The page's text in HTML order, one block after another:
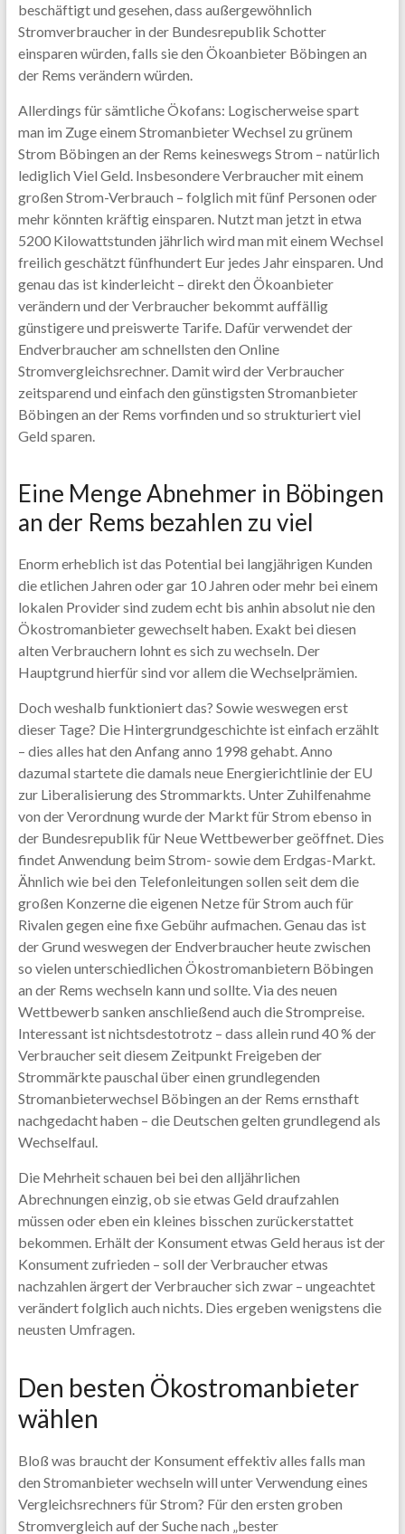
beschäftigt und gesehen, dass außergewöhnlich
Stromverbraucher in der Bundesrepublik Schotter
einsparen würden, falls sie den Ökoanbieter Böbingen an
der Rems verändern würden.
Allerdings für sämtliche Ökofans: Logischerweise spart
man im Zuge einem Stromanbieter Wechsel zu grünem
Strom Böbingen an der Rems keineswegs Strom – natürlich
lediglich Viel Geld. Insbesondere Verbraucher mit einem
großen Strom-Verbrauch – folglich mit fünf Personen oder
mehr könnten kräftig einsparen. Nutzt man jetzt in etwa
5200 Kilowattstunden jährlich wird man mit einem Wechsel
freilich geschätzt fünfhundert Eur jedes Jahr einsparen. Und
genau das ist kinderleicht – direkt den Ökoanbieter
verändern und der Verbraucher bekommt auffällig
günstigere und preiswerte Tarife. Dafür verwendet der
Endverbraucher am schnellsten den Online
Stromvergleichsrechner. Damit wird der Verbraucher
zeitsparend und einfach den günstigsten Stromanbieter
Böbingen an der Rems vorfinden und so strukturiert viel
Geld sparen.
Eine Menge Abnehmer in Böbingen
an der Rems bezahlen zu viel
Enorm erheblich ist das Potential bei langjährigen Kunden
die etlichen Jahren oder gar 10 Jahren oder mehr bei einem
lokalen Provider sind zudem echt bis anhin absolut nie den
Ökostromanbieter gewechselt haben. Exakt bei diesen
alten Verbrauchern lohnt es sich zu wechseln. Der
Hauptgrund hierfür sind vor allem die Wechselprämien.
Doch weshalb funktioniert das? Sowie weswegen erst
dieser Tage? Die Hintergrundgeschichte ist einfach erzählt
– dies alles hat den Anfang anno 1998 gehabt. Anno
dazumal startete die damals neue Energierichtlinie der EU
zur Liberalisierung des Strommarkts. Unter Zuhilfenahme
von der Verordnung wurde der Markt für Strom ebenso in
der Bundesrepublik für Neue Wettbewerber geöffnet. Dies
findet Anwendung beim Strom- sowie dem Erdgas-Markt.
Ähnlich wie bei den Telefonleitungen sollen seit dem die
großen Konzerne die eigenen Netze für Strom auch für
Rivalen gegen eine fixe Gebühr aufmachen. Genau das ist
der Grund weswegen der Endverbraucher heute zwischen
so vielen unterschiedlichen Ökostromanbietern Böbingen
an der Rems wechseln kann und sollte. Via des neuen
Wettbewerb sanken anschließend auch die Strompreise.
Interessant ist nichtsdestotrotz – dass allein rund 40 % der
Verbraucher seit diesem Zeitpunkt Freigeben der
Strommärkte pauschal über einen grundlegenden
Stromanbieterwechsel Böbingen an der Rems ernsthaft
nachgedacht haben – die Deutschen gelten grundlegend als
Wechselfaul.
Die Mehrheit schauen bei bei den alljährlichen
Abrechnungen einzig, ob sie etwas Geld draufzahlen
müssen oder eben ein kleines bisschen zurückerstattet
bekommen. Erhält der Konsument etwas Geld heraus ist der
Konsument zufrieden – soll der Verbraucher etwas
nachzahlen ärgert der Verbraucher sich zwar – ungeachtet
verändert folglich auch nichts. Dies ergeben wenigstens die
neusten Umfragen.
Den besten Ökostromanbieter
wählen
Bloß was braucht der Konsument effektiv alles falls man
den Stromanbieter wechseln will unter Verwendung eines
Vergleichsrechners für Strom? Für den ersten groben
Stromvergleich auf der Suche nach „bester